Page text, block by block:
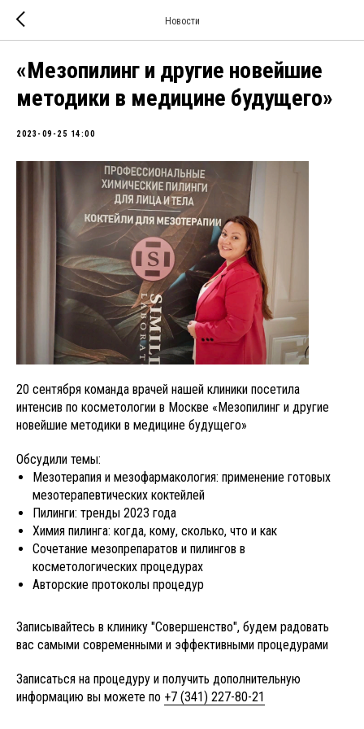
Новости
«Мезопилинг и другие новейшие
методики в медицине будущего»
2023-09-25 14:00
20 сентября команда врачей нашей клиники посетила
интенсив по косметологии в Москве «Мезопилинг и другие
новейшие методики в медицине будущего»
Обсудили темы:
Мезотерапия и мезофармакология: применение готовых
мезотерапевтических коктейлей
Пилинги: тренды 2023 года
Химия пилинга: когда, кому, сколько, что и как
Сочетание мезопрепаратов и пилингов в
косметологических процедурах
Авторские протоколы процедур
Записывайтесь в клинику "Совершенство", будем радовать
вас самыми современными и эффективными процедурами
Записаться на процедуру и получить дополнительную
информацию вы можете по +7 (341) 227-80-21